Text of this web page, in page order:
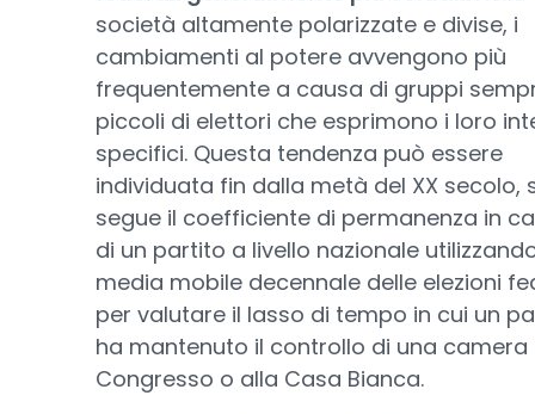
società altamente polarizzate e divise, i
cambiamenti al potere avvengono più
frequentemente a causa di gruppi
piccoli di elettori che esprimono i loro
specifici. Questa tendenza può essere
individuata fin dalla metà del XX secolo,
segue il coefficiente di permanenza in
di un partito a livello nazionale
media mobile decennale delle elezioni
per valutare il lasso di tempo in cui un
ha mantenuto il controllo di una camera
Congresso o alla Casa Bianca.